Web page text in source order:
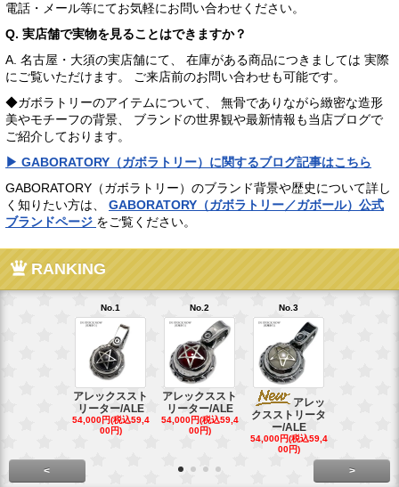
電話・メール等にてお気軽にお問い合わせください。
Q. 実店舗で実物を見ることはできますか？
A. 名古屋・大須の実店舗にて、 在庫がある商品につきましては 実際
にご覧いただけます。 ご来店前のお問い合わせも可能です。
◆ガボラトリーのアイテムについて、 無骨でありながら緻密な造形
美やモチーフの背景、 ブランドの世界観や最新情報も当店ブログで
ご紹介しております。
▶ GABORATORY（ガボラトリー）に関するブログ記事はこちら
GABORATORY（ガボラトリー）のブランド背景や歴史について詳し
く知りたい方は、 GABORATORY（ガボラトリー／ガボール）公式
ブランドページ をご覧ください。
RANKING
No.1
アレックススト
リーター/ALE
54,000円(税込59,4
00円)
No.2
アレックススト
リーター/ALE
54,000円(税込59,4
00円)
No.3
アレッ
クスストリータ
ー/ALE
54,000円(税込59,4
00円)
< >